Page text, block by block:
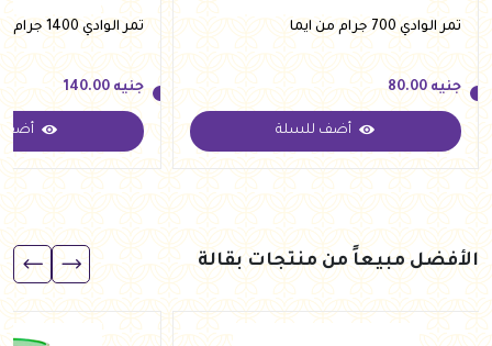
تمر الوادي 700 جرام من ايما
جنيه
جنيه 80.00
أضف للسلة
تمر الوادي 1400 جرام من ايما
جنيه
جنيه 140.00
أضف
الأفضل مبيعاً من منتجات بقالة